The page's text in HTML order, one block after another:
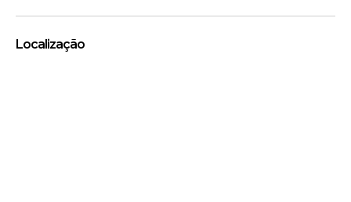
Localização